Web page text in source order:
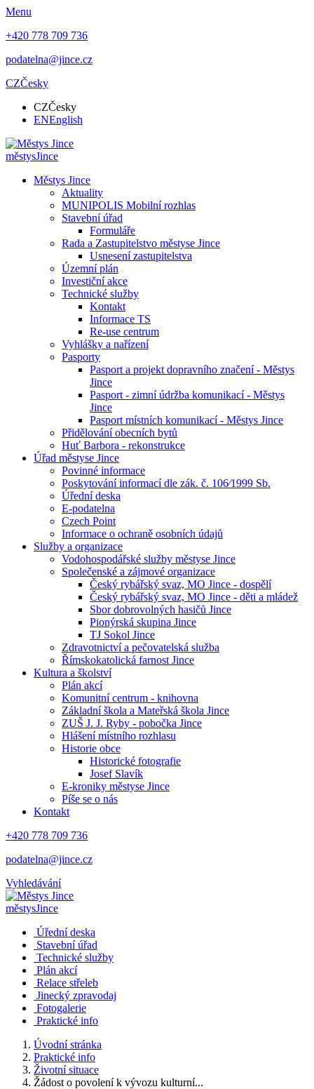
Menu
+420 778 709 736
podatelna@jince.cz
CZČesky
CZČesky
ENEnglish
městysJince
Městys Jince
Aktuality
MUNIPOLIS Mobilní rozhlas
Stavební úřad
Formuláře
Rada a Zastupitelstvo městyse Jince
Usnesení zastupitelstva
Územní plán
Investiční akce
Technické služby
Kontakt
Informace TS
Re-use centrum
Vyhlášky a nařízení
Pasporty
Pasport a projekt dopravního značení - Městys
Jince
Pasport - zimní údržba komunikací - Městys
Jince
Pasport místních komunikací - Městys Jince
Přidělování obecních bytů
Huť Barbora - rekonstrukce
Úřad městyse Jince
Povinné informace
Poskytování informací dle zák. č. 106⁄1999 Sb.
Úřední deska
E-podatelna
Czech Point
Informace o ochraně osobních údajů
Služby a organizace
Vodohospodářské služby městyse Jince
Společenské a zájmové organizace
Český rybářský svaz, MO Jince - dospělí
Český rybářský svaz, MO Jince - děti a mládež
Sbor dobrovolných hasičů Jince
Pionýrská skupina Jince
TJ Sokol Jince
Zdravotnictví a pečovatelská služba
Římskokatolická farnost Jince
Kultura a školství
Plán akcí
Komunitní centrum - knihovna
Základní škola a Mateřská škola Jince
ZUŠ J. J. Ryby - pobočka Jince
Hlášení místního rozhlasu
Historie obce
Historické fotografie
Josef Slavík
E-kroniky městyse Jince
Píše se o nás
Kontakt
+420 778 709 736
podatelna@jince.cz
Vyhledávání
městysJince
Úřední deska
Stavební úřad
Technické služby
Plán akcí
Relace střeleb
Jinecký zpravodaj
Fotogalerie
Praktické info
Úvodní stránka
Praktické info
Životní situace
Žádost o povolení k vývozu kulturní...